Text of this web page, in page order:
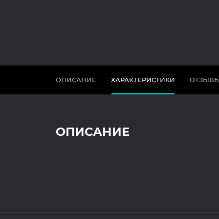
ОПИСАНИЕ ХАРАКТЕРИСТИКИ
ОПИСАНИЕ